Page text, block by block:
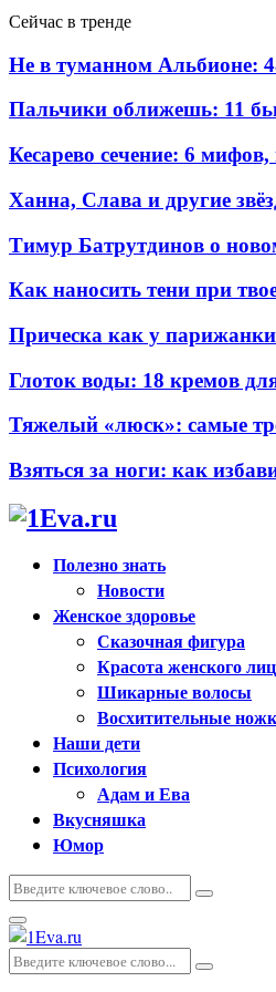
Сейчас в тренде
Не в туманном Альбионе:
Пальчики оближешь: 11
Кесарево сечение: 6
Ханна, Слава и другие
Тимур Батрутдинов о
Как наносить тени при
Прическа как у
Глоток воды: 18 кремов
Тяжелый «люск»: самые
Взяться за ноги: как
Полезно знать
Новости
Женское здоровье
Сказочная фигура
Красота женского
Шикарные волосы
Восхитительные
Наши дети
Психология
Адам и Ева
Вкусняшка
Юмор
Искать:
Поиск
Основное
меню
Искать:
Поиск